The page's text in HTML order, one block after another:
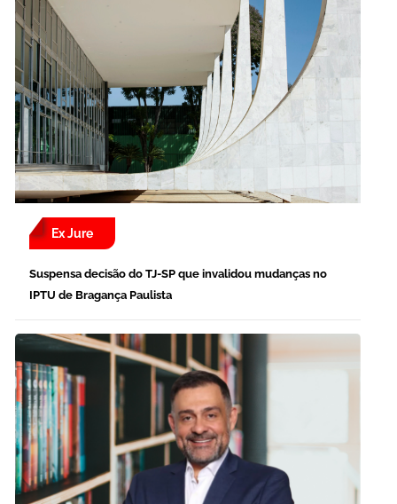
Ex Jure
Suspensa decisão do TJ-SP que invalidou mudanças no
IPTU de Bragança Paulista